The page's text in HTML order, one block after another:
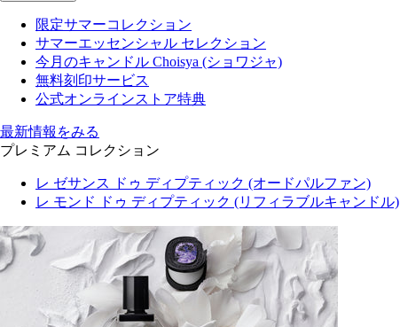
限定サマーコレクション
サマーエッセンシャル セレクション
今月のキャンドル Choisya (ショワジャ)
無料刻印サービス
公式オンラインストア特典
最新情報をみる
プレミアム コレクション
レ ゼサンス ドゥ ディプティック (オードパルファン)
レ モンド ドゥ ディプティック (リフィラブルキャンドル)